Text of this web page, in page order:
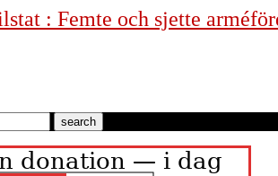
: Femte och sjette